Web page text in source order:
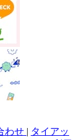
わせ | タイアッ